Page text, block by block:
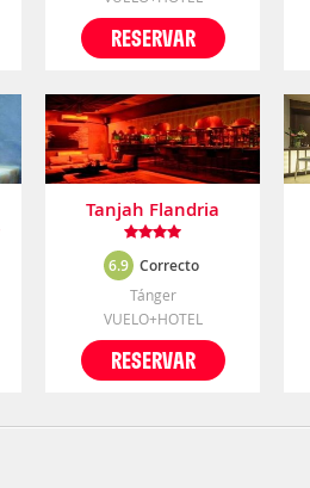
RESERVAR
Tanjah Flandria
6.9 Correcto
Tánger
VUELO+HOTEL
RESERVAR